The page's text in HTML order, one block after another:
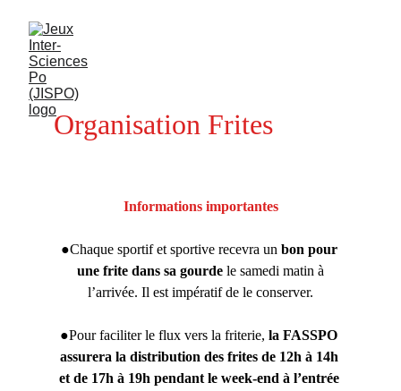
Organisation Frites
Informations importantes
●Chaque sportif et sportive recevra un bon pour
une frite dans sa gourde le samedi matin à
l’arrivée. Il est impératif de le conserver.
●Pour faciliter le flux vers la friterie, la FASSPO
assurera la distribution des frites de 12h à 14h
et de 17h à 19h pendant le week-end à l’entrée